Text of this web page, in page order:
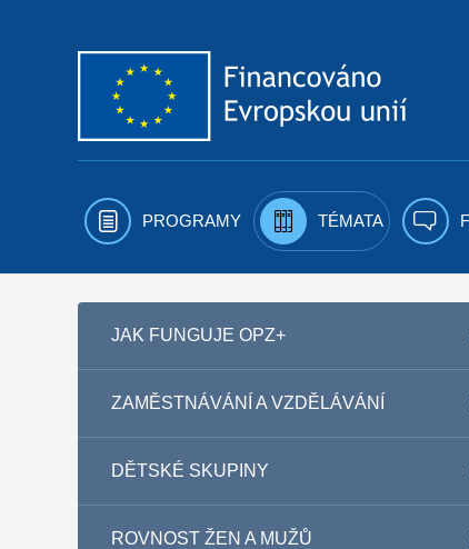
PROGRAMY TÉMATA
JAK FUNGUJE OPZ+
ZAMĚSTNÁVÁNÍ A VZDĚLÁVÁNÍ
DĚTSKÉ SKUPINY
ROVNOST ŽEN A MUŽŮ